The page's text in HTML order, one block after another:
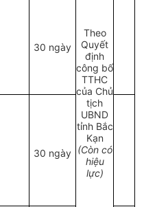
Theo
Quyết
định
công bố
TTHC
của Chủ
tịch
UBND
tỉnh Bắc
Kạn
(Còn có
hiệu
lực)
30 ngày
30 ngày